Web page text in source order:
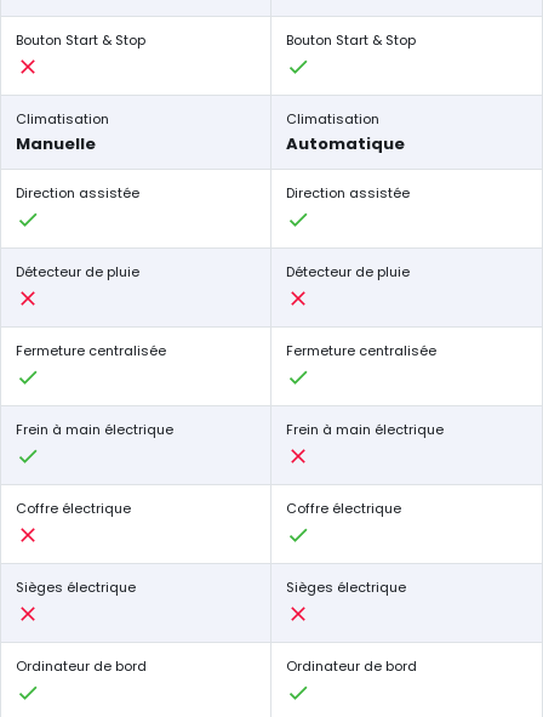
Bouton Start & Stop Bouton Start & Stop
Climatisation
Manuelle
Climatisation
Automatique
Direction assistée Direction assistée
Détecteur de pluie Détecteur de pluie
Fermeture centralisée Fermeture centralisée
Frein à main électrique Frein à main électrique
Coffre électrique Coffre électrique
Sièges électrique Sièges électrique
Ordinateur de bord Ordinateur de bord